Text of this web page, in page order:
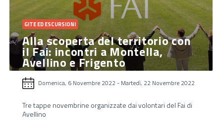
GITE ED ESCURSIONI
Alla scoperta del territorio con
il Fai: incontri a Montella,
Avellino e Frigento
Domenica, 6 Novembre 2022 - Martedì, 22 Novembre 2022
Tre tappe novembrine organizzate dai volontari del Fai di
Avellino